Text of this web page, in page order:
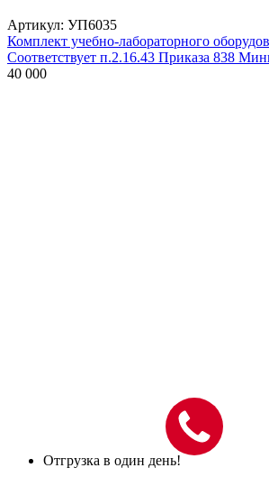
Артикул: УП6035
Комплект учебно-лабораторного
Соответствует п.2.16.43 Приказа 838
40 000
Отгрузка в один день!